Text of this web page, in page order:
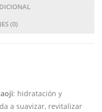
(0)
: hidratación y
a suavizar, revitalizar